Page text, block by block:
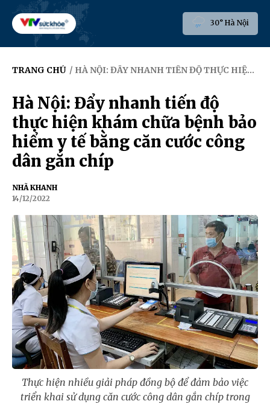
30° Hà Nội
TRANG CHỦ / HÀ NỘI: ĐẨY NHANH TIẾN ĐỘ THỰC HIỆN KHÁM CHỮA BỆNH BẢO HIỂM Y TẾ BẰNG CĂN CƯỚC CÔNG DÂN GẮN CHÍP
Hà Nội: Đẩy nhanh tiến độ
thực hiện khám chữa bệnh bảo
hiểm y tế bằng căn cước công
dân gắn chíp
NHÃ KHANH
14/12/2022
Thực hiện nhiều giải pháp đồng bộ để đảm bảo việc
triển khai sử dụng căn cước công dân gắn chíp trong